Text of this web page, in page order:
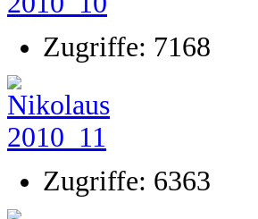
Zugriffe: 7168
Zugriffe: 6363